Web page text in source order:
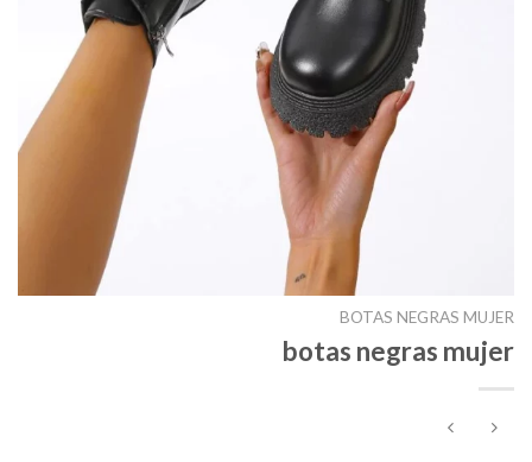
BOTAS NEGRAS MUJER
botas negras mujer